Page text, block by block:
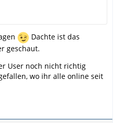
Dachte ist das
geschaut.
User noch nicht richtig
wo ihr alle online seit